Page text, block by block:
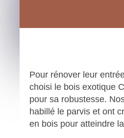
Pour rénover leur
choisi le bois exotique
pour sa robustesse.
habillé le parvis et ont
en bois pour atteindre